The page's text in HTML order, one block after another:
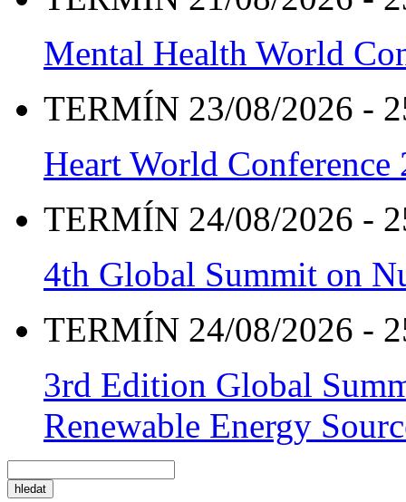
Mental Health World
TERMÍN 23/08/2026 -
Heart World Conference
TERMÍN 24/08/2026 -
4th Global Summit on
TERMÍN 24/08/2026 -
3rd Edition Global
Renewable Energy